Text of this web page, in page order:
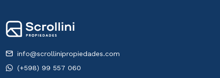
info@scrollinipropiedades.com
(+598) 99 557 060